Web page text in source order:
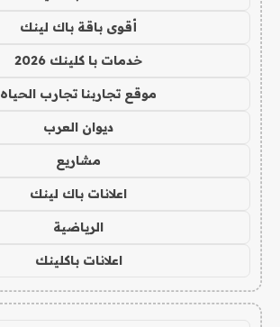
أقوى باقة باك لينك
خدمات با كلينك 2026
موقع تجاربنا تجارب الحياه
ديوان العرب
مشاريع
اعلانات باك لينك
الرياضية
اعلانات باكلينك